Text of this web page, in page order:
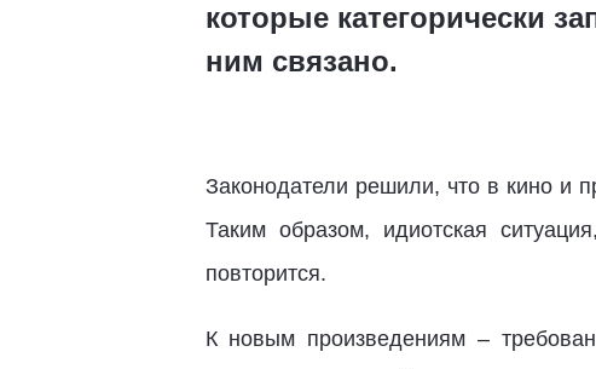
которые категорически
ним связано.
Законодатели решили, что в кино и
Таким образом, идиотская
повторится.
К новым произведениям –